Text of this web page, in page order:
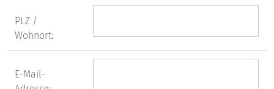
PLZ /
Wohnort:
E-Mail-